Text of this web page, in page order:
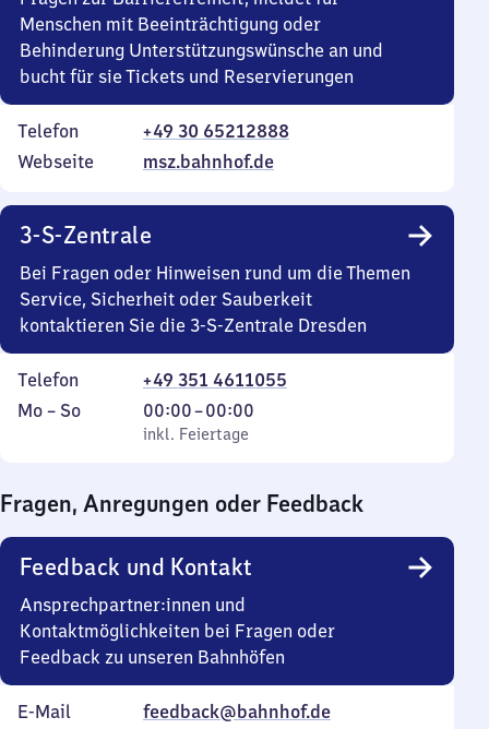
Menschen mit Beeinträchtigung oder
Behinderung Unterstützungswünsche an und
bucht für sie Tickets und Reservierungen
Telefon
+49 30 65212888
Webseite
msz.bahnhof.de
3-S-Zentrale
Bei Fragen oder Hinweisen rund um die Themen
Service, Sicherheit oder Sauberkeit
kontaktieren Sie die 3-S-Zentrale Dresden
Telefon
+49 351 4611055
Montag
Mo – So,
inkl. Feiertage
00:00–00:00
Von
0
0
Uhr
inkl. Feiertage
Fragen, Anregungen oder Feedback
Feedback und Kontakt
Ansprechpartner:innen und
Kontaktmöglichkeiten bei Fragen oder
Feedback zu unseren Bahnhöfen
E-Mail
feedback@bahnhof.de